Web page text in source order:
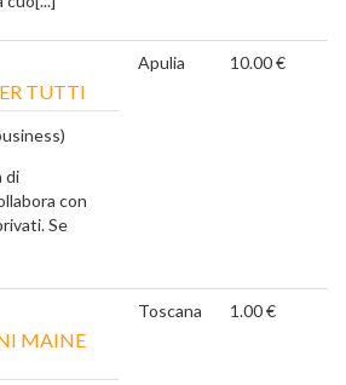
TUTTI
di
con
Se
Apulia 10.00 €
MAINE
Toscana 1.00 €